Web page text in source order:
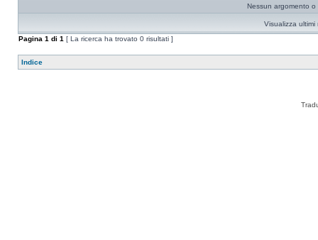
Nessun argomento o
Visualizza ultimi
Pagina 1 di 1 [ La ricerca ha trovato 0 risultati ]
Indice